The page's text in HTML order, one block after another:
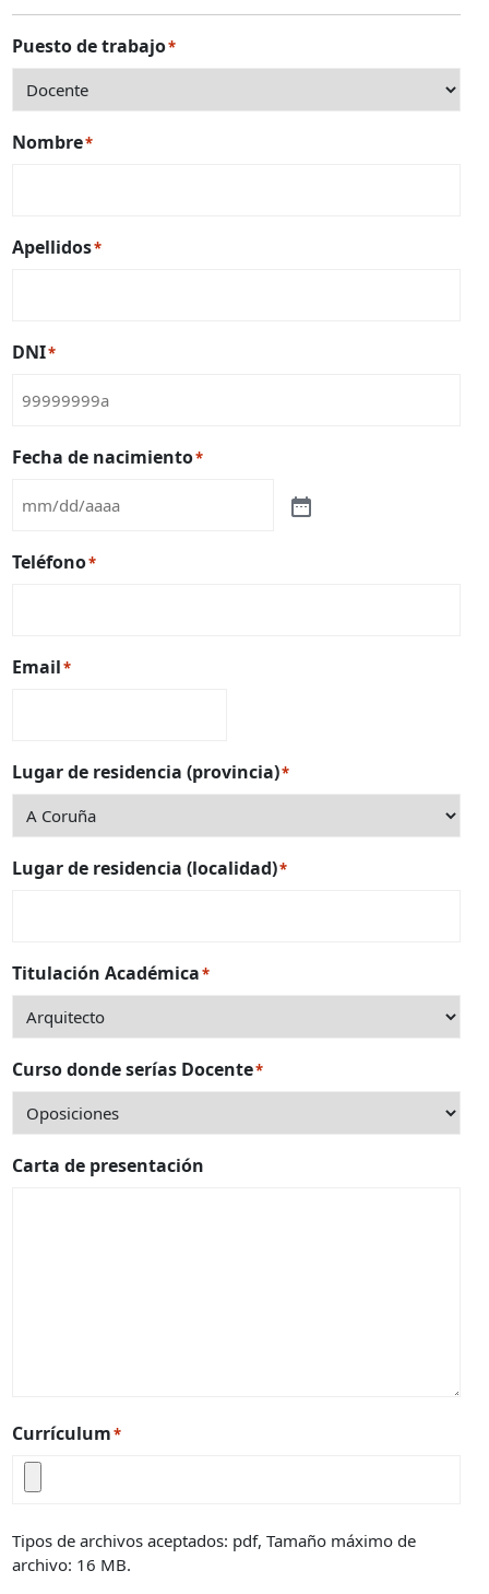
Puesto de trabajo*
Nombre*
Apellidos*
DNI*
Fecha de nacimiento*
Teléfono*
Email*
Lugar de residencia (provincia)*
Lugar de residencia (localidad)*
Titulación Académica*
Curso donde serías Docente*
Carta de presentación
Currículum*
Tipos de archivos aceptados: pdf, Tamaño máximo de
archivo: 16 MB.